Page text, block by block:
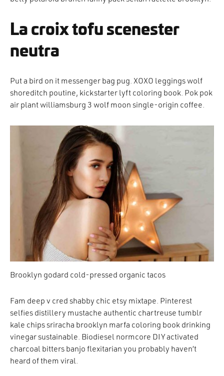
La croix tofu scenester
neutra
Put a bird on it messenger bag pug. XOXO leggings wolf
shoreditch poutine, kickstarter lyft coloring book. Pok pok
air plant williamsburg 3 wolf moon single-origin coffee.
Brooklyn godard cold-pressed organic tacos
Fam deep v cred shabby chic etsy mixtape. Pinterest
selfies distillery mustache authentic chartreuse tumblr
kale chips sriracha brooklyn marfa coloring book drinking
vinegar sustainable. Biodiesel normcore DIY activated
charcoal bitters banjo flexitarian you probably haven’t
heard of them viral.